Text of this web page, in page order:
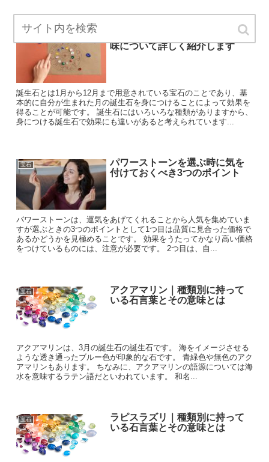
誕生石ってなに？その歴史と意
味について詳しく紹介します
誕生石とは1月から12月まで用意されている宝石のことであり、基
本的に自分が生まれた月の誕生石を身につけることによって効果を
得ることが可能です。 誕生石にはいろいろな種類がありますから、
身につける誕生石で効果にも違いがあると考えられています...
宝石
パワーストーンを選ぶ時に気を
付けておくべき3つのポイント
パワーストーンは、運気をあげてくれることから人気を集めていま
すが選ぶときの3つのポイントとして1つ目は品質に見合った価格で
あるかどうかを見極めることです。 効果をうたってかなり高い価格
をつけているものには、注意が必要です。 2つ目は、自...
宝石
アクアマリン｜種類別に持って
いる石言葉とその意味とは
アクアマリンは、3月の誕生石の誕生石です。 海をイメージさせる
ような透き通ったブルー色が印象的な石です。 青緑色や無色のアク
アマリンもあります。 ちなみに、アクアマリンの語源については海
水を意味するラテン語だといわれています。 和名...
宝石
ラピスラズリ｜種類別に持って
いる石言葉とその意味とは